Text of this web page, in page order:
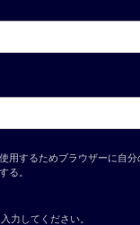
用するためブラウザーに自
る。
力してください。